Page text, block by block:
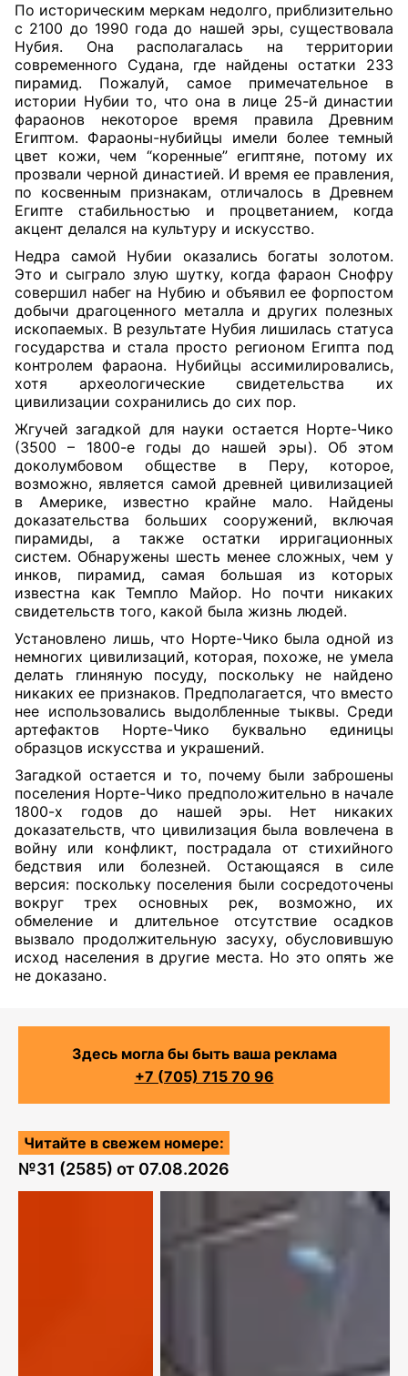
По историческим меркам недолго, приблизительно
с 2100 до 1990 года до нашей эры, существовала
Нубия. Она располагалась на территории
современного Судана, где найдены остатки 233
пирамид. Пожалуй, самое примечательное в
истории Нубии то, что она в лице 25-й династии
фараонов некоторое время правила Древним
Египтом. Фараоны-нубийцы имели более темный
цвет кожи, чем “коренные” египтяне, потому их
прозвали черной династией. И время ее правления,
по косвенным признакам, отличалось в Древнем
Египте стабильностью и процветанием, когда
акцент делался на культуру и искусство.
Недра самой Нубии оказались богаты золотом.
Это и сыграло злую шутку, когда фараон Снофру
совершил набег на Нубию и объявил ее форпостом
добычи драгоценного металла и других полезных
ископаемых. В результате Нубия лишилась статуса
государства и стала просто регионом Египта под
контролем фараона. Нубийцы ассимилировались,
хотя археологические свидетельства их
цивилизации сохранились до сих пор.
Жгучей загадкой для науки остается Норте-Чико
(3500 – 1800-е годы до нашей эры). Об этом
доколумбовом обществе в Перу, которое,
возможно, является самой древней цивилизацией
в Америке, известно крайне мало. Найдены
доказательства больших сооружений, включая
пирамиды, а также остатки ирригационных
систем. Обнаружены шесть менее сложных, чем у
инков, пирамид, самая большая из которых
известна как Темпло Майор. Но почти никаких
свидетельств того, какой была жизнь людей.
Установлено лишь, что Норте-Чико была одной из
немногих цивилизаций, которая, похоже, не умела
делать глиняную посуду, поскольку не найдено
никаких ее признаков. Предполагается, что вместо
нее использовались выдолбленные тыквы. Среди
артефактов Норте-Чико буквально единицы
образцов искусства и украшений.
Загадкой остается и то, почему были заброшены
поселения Норте-Чико предположительно в начале
1800-х годов до нашей эры. Нет никаких
доказательств, что цивилизация была вовлечена в
войну или конфликт, пострадала от стихийного
бедствия или болезней. Остающаяся в силе
версия: поскольку поселения были сосредоточены
вокруг трех основных рек, возможно, их
обмеление и длительное отсутствие осадков
вызвало продолжительную засуху, обусловившую
исход населения в другие места. Но это опять же
не доказано.
Здесь могла бы быть ваша реклама
+7 (705) 715 70 96
Читайте в свежем номере:
№31 (2585) от 07.08.2026